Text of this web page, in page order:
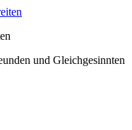
und Gleichgesinnten